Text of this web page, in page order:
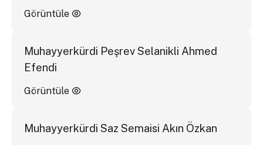
Görüntüle
Muhayyerkürdi Peşrev Selanikli Ahmed
Efendi
Görüntüle
Muhayyerkürdi Saz Semaisi Akın Özkan